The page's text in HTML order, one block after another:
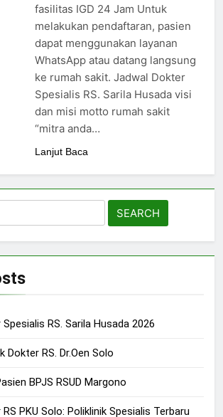
15/07/2025
Pendaftaran Pasien BPJS
RSUD Bung Karno
24/05/2024
Pendaftaran Pasien BPJS
RSUD Banyumas
24/05/2024
fasilitas IGD 24 Jam Untuk
melakukan pendaftaran, pasien
dapat menggunakan layanan
WhatsApp atau datang langsung
ke rumah sakit. Jadwal Dokter
Spesialis RS. Sarila Husada visi
dan misi motto rumah sakit
“mitra anda…
Lanjut Baca
RS. Sarila Husada 2026
Dokter RS. Dr.Oen Solo
BPJS RSUD Margono
PKU Solo: Poliklinik Spesialis Terbaru